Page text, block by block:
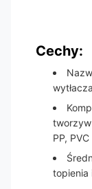
Cechy:
PP, PVC
topienia